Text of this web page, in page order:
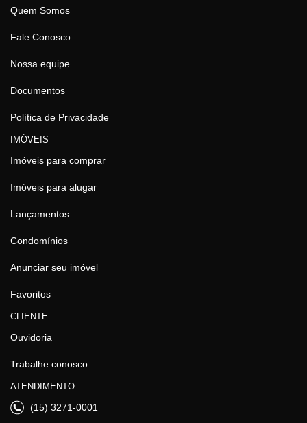
Quem Somos
Fale Conosco
Nossa equipe
Documentos
Política de Privacidade
IMÓVEIS
Imóveis para comprar
Imóveis para alugar
Lançamentos
Condomínios
Anunciar seu imóvel
Favoritos
CLIENTE
Ouvidoria
Trabalhe conosco
ATENDIMENTO
(15) 3271-0001